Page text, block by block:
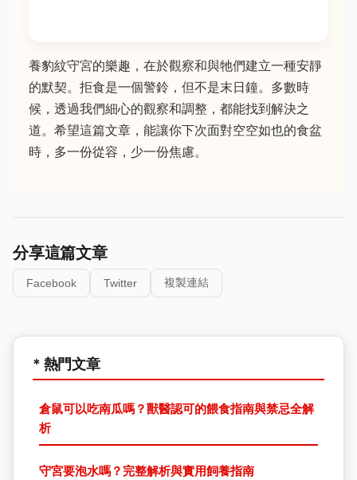
養豹紋守宮的樂趣，在於觀察和與牠們建立一種安靜
的默契。拒食是一個警鈴，但不是末日鐘。多數時
候，透過我們細心的觀察和調整，都能找到解決之
道。希望這篇文章，能讓你下次面對空空如也的食盆
時，多一份從容，少一份焦慮。
分享這篇文章
Facebook Twitter 複製連結
* 熱門文章
倉鼠可以吃南瓜嗎？獸醫認可的餵食指南與禁忌全解
析
守宮要泡水嗎？完整解析與實用飼養指南